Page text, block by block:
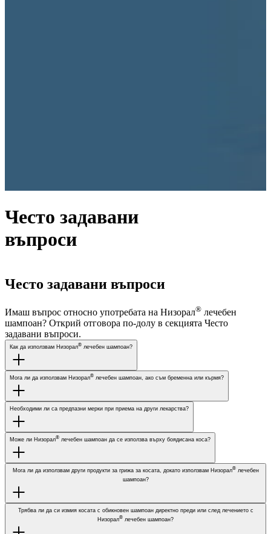
Често задавани
въпроси
Често задавани въпроси
Имаш въпрос относно употребата на Низорал® лечебен
шампоан? Открий отговора по-долу в секцията Често
задавани въпроси.
Как да използвам Низорал® лечебен шампоан?
Мога ли да използвам Низорал® лечебен шампоан, ако съм бременна или кърмя?
Необходими ли са предпазни мерки при приема на други лекарства?
Може ли Низорал® лечебен шампоан да се използва върху боядисана коса?
Мога ли да използвам други продукти за грижа за косата, докато използвам Низорал®лечебен
шампоан?
Трябва ли да си измия косата с обикновен шампоан директно преди или след лечението с
Низорал® лечебен шампоан?